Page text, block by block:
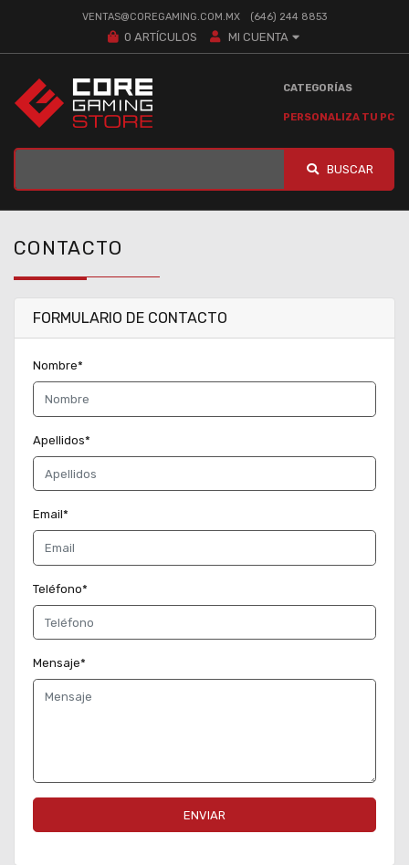
VENTAS@COREGAMING.COM.MX (646) 244 8853
0 ARTÍCULOS MI CUENTA
CATEGORÍAS
PERSONALIZA TU PC
BUSCAR
CONTACTO
FORMULARIO DE CONTACTO
Nombre*
Apellidos*
Email*
Teléfono*
Mensaje*
ENVIAR